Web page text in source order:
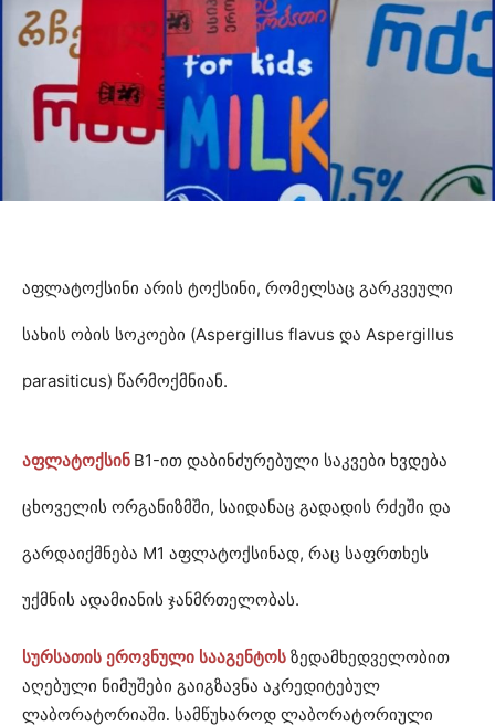
აფლატოქსინი არის ტოქსინი, რომელსაც გარკვეული
სახის ობის სოკოები (Aspergillus flavus და Aspergillus
parasiticus) წარმოქმნიან.
აფლატოქსინ B1-ით დაბინძურებული საკვები ხვდება
ცხოველის ორგანიზმში, საიდანაც გადადის რძეში და
გარდაიქმნება M1 აფლატოქსინად, რაც საფრთხეს
უქმნის ადამიანის ჯანმრთელობას.
სურსათის ეროვნული სააგენტოს ზედამხედველობით
აღებული ნიმუშები გაიგზავნა აკრედიტებულ
ლაბორატორიაში. სამწუხაროდ ლაბორატორიული